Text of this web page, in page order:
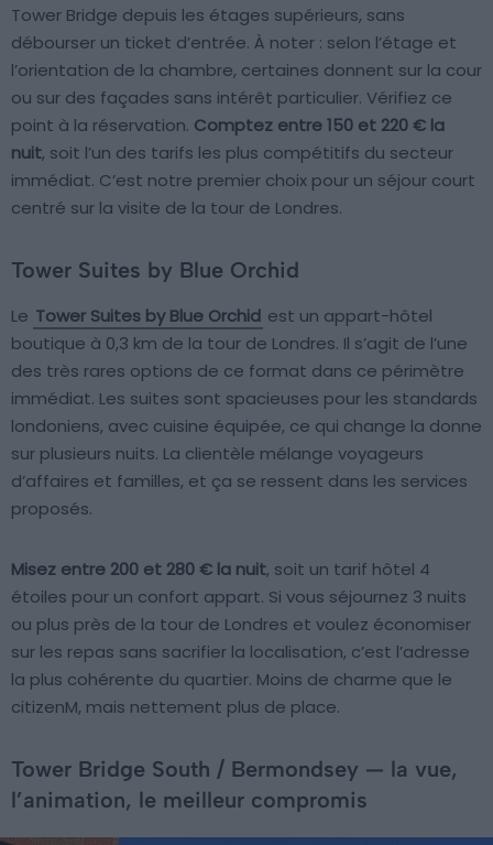
Tower Bridge depuis les étages supérieurs, sans
débourser un ticket d’entrée. À noter : selon l’étage et
l’orientation de la chambre, certaines donnent sur la cour
ou sur des façades sans intérêt particulier. Vérifiez ce
point à la réservation. Comptez entre 150 et 220 € la
nuit, soit l’un des tarifs les plus compétitifs du secteur
immédiat. C’est notre premier choix pour un séjour court
centré sur la visite de la tour de Londres.
Tower Suites by Blue Orchid
Le Tower Suites by Blue Orchid est un appart-hôtel
boutique à 0,3 km de la tour de Londres. Il s’agit de l’une
des très rares options de ce format dans ce périmètre
immédiat. Les suites sont spacieuses pour les standards
londoniens, avec cuisine équipée, ce qui change la donne
sur plusieurs nuits. La clientèle mélange voyageurs
d’affaires et familles, et ça se ressent dans les services
proposés.
Misez entre 200 et 280 € la nuit, soit un tarif hôtel 4
étoiles pour un confort appart. Si vous séjournez 3 nuits
ou plus près de la tour de Londres et voulez économiser
sur les repas sans sacrifier la localisation, c’est l’adresse
la plus cohérente du quartier. Moins de charme que le
citizenM, mais nettement plus de place.
Tower Bridge South / Bermondsey — la vue,
l’animation, le meilleur compromis